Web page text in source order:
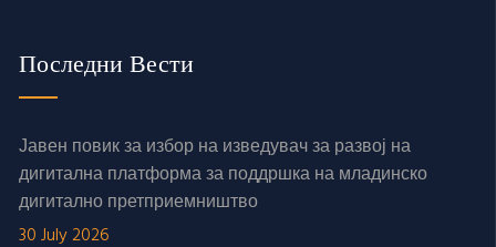
Последни Вести
Јавен повик за избор на изведувач за развој на
дигитална платформа за поддршка на младинско
дигитално претприемништво
30 July 2026